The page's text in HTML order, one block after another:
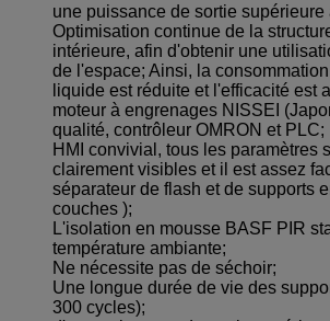
une puissance de sortie supérieure
Optimisation continue de la
intérieure, afin d'obtenir une
de l'espace; Ainsi, la
liquide est réduite et l'efficacité est
moteur à engrenages NISSEI
qualité, contrôleur OMRON et PLC;
HMI convivial, tous les paramètres
clairement visibles et il est assez
séparateur de flash et de supports
couches );
L'isolation en mousse BASF PIR
température ambiante;
Ne nécessite pas de séchoir;
Une longue durée de vie des
300 cycles);